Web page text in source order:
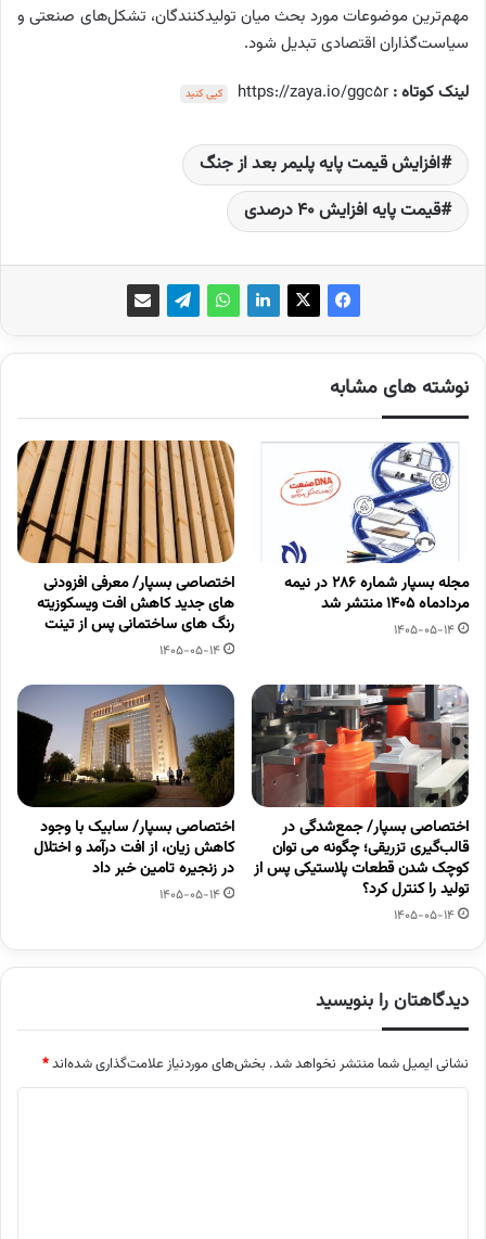
مهم‌ترین موضوعات مورد بحث میان تولیدکنندگان، تشکل‌های صنعتی و
سیاست‌گذاران اقتصادی تبدیل شود.
لینک کوتاه : https://zaya.io/ggc5r کپی کنید
افزایش قیمت پایه پلیمر بعد از جنگ
قیمت پایه افزایش 40 درصدی
نوشته های مشابه
مجله بسپار شماره 286 در نیمه
مردادماه 1405 منتشر شد
1405-05-14
اختصاصی بسپار/ معرفی افزودنی
های جدید کاهش افت ویسکوزیته
رنگ های ساختمانی پس از تینت
1405-05-14
اختصاصی بسپار/ جمع‌شدگی در
قالب‌گیری تزریقی؛ چگونه می توان
کوچک شدن قطعات پلاستیکی پس از
تولید را کنترل کرد؟
1405-05-14
اختصاصی بسپار/ سابیک با وجود
کاهش زیان، از افت درآمد و اختلال
در زنجیره تامین خبر داد
1405-05-14
دیدگاهتان را بنویسید
نشانی ایمیل شما منتشر نخواهد شد. بخش‌های موردنیاز علامت‌گذاری شده‌اند*